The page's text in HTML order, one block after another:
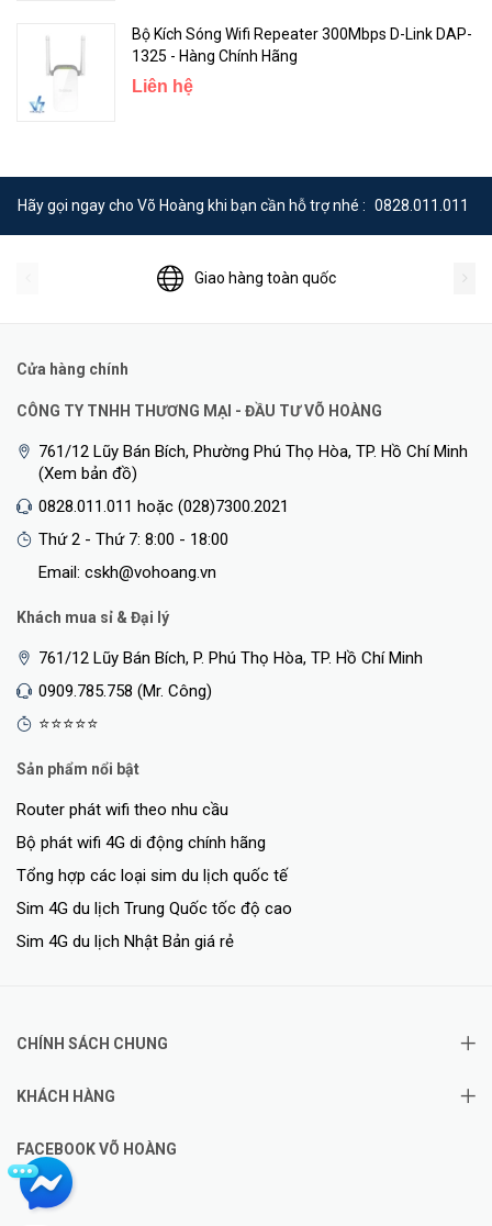
Bộ Kích Sóng Wifi Repeater 300Mbps D-Link DAP-
1325 - Hàng Chính Hãng
Liên hệ
Hãy gọi ngay cho Võ Hoàng khi bạn cần hỗ trợ nhé : 0828.011.011
Giao hàng toàn quốc
Cửa hàng chính
CÔNG TY TNHH THƯƠNG MẠI - ĐẦU TƯ VÕ HOÀNG
761/12 Lũy Bán Bích, Phường Phú Thọ Hòa, TP. Hồ Chí Minh
(Xem bản đồ)
0828.011.011 hoặc (028)7300.2021
Thứ 2 - Thứ 7: 8:00 - 18:00
Email: cskh@vohoang.vn
Khách mua sỉ & Đại lý
761/12 Lũy Bán Bích, P. Phú Thọ Hòa, TP. Hồ Chí Minh
0909.785.758 (Mr. Công)
⭐⭐⭐⭐⭐
Sản phẩm nổi bật
Router phát wifi theo nhu cầu
Bộ phát wifi 4G di động chính hãng
Tổng hợp các loại sim du lịch quốc tế
Sim 4G du lịch Trung Quốc tốc độ cao
Sim 4G du lịch Nhật Bản giá rẻ
CHÍNH SÁCH CHUNG
KHÁCH HÀNG
FACEBOOK VÕ HOÀNG